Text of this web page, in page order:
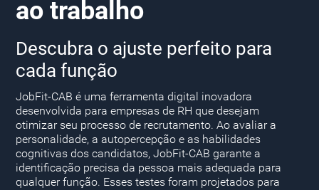
ao trabalho
Descubra o ajuste perfeito para
cada função
JobFit-CAB é uma ferramenta digital inovadora
desenvolvida para empresas de RH que desejam
otimizar seu processo de recrutamento. Ao avaliar a
personalidade, a autopercepção e as habilidades
cognitivas dos candidatos, JobFit-CAB garante a
identificação precisa da pessoa mais adequada para
qualquer função. Esses testes foram projetados para